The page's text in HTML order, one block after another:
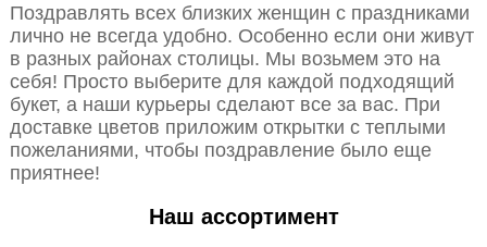
Поздравлять всех близких женщин с праздниками
лично не всегда удобно. Особенно если они живут
в разных районах столицы. Мы возьмем это на
себя! Просто выберите для каждой подходящий
букет, а наши курьеры сделают все за вас. При
доставке цветов приложим открытки с теплыми
пожеланиями, чтобы поздравление было еще
приятнее!
Наш ассортимент